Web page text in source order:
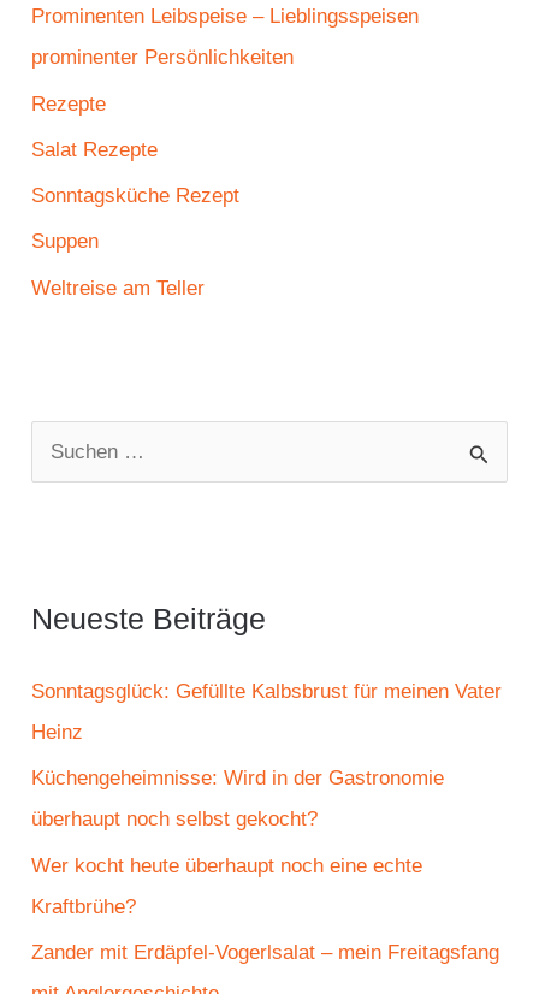
Prominenten Leibspeise – Lieblingsspeisen
prominenter Persönlichkeiten
Rezepte
Salat Rezepte
Sonntagsküche Rezept
Suppen
Weltreise am Teller
u
e
n
a
c
h
Neueste Beiträge
Sonntagsglück: Gefüllte Kalbsbrust für meinen Vater
Heinz
Küchengeheimnisse: Wird in der Gastronomie
überhaupt noch selbst gekocht?
Wer kocht heute überhaupt noch eine echte
Kraftbrühe?
Zander mit Erdäpfel-Vogerlsalat – mein Freitagsfang